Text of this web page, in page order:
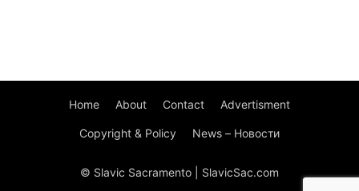
Home About Contact Advertisment
Copyright & Policy News – Новости
© Slavic Sacramento | SlavicSac.com